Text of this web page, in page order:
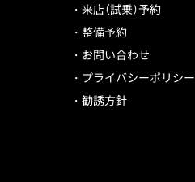
来店（試乗）予約
整備予約
お問い合わせ
プライバシーポリシー
勧誘方針